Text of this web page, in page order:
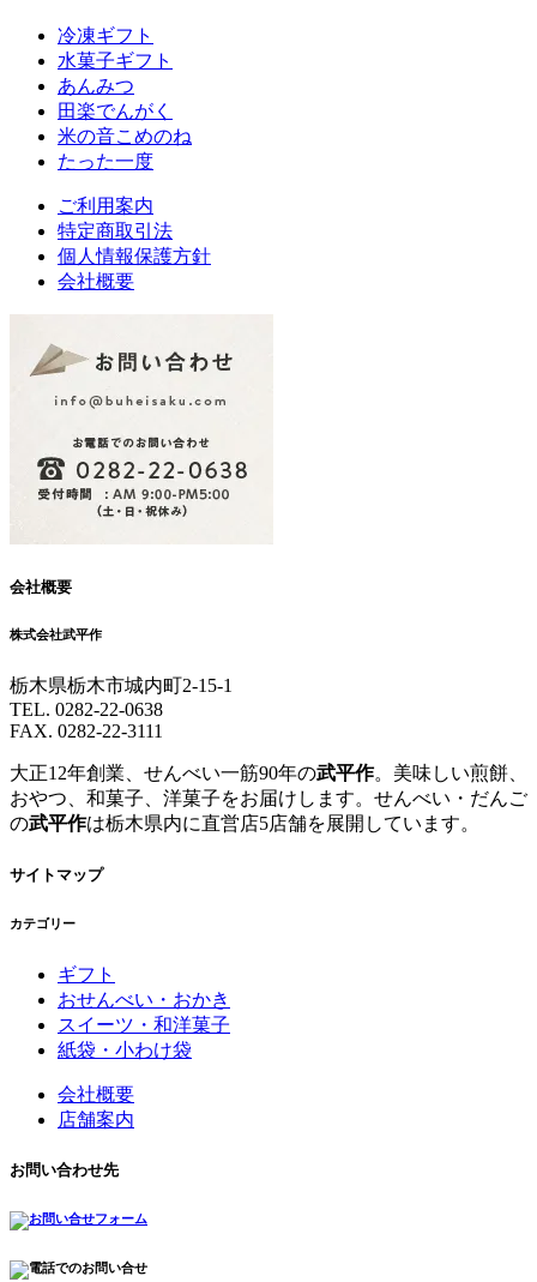
冷凍ギフト
水菓子ギフト
あんみつ
田楽でんがく
米の音こめのね
たった一度
ご利用案内
特定商取引法
個人情報保護方針
会社概要
会社概要
株式会社武平作
栃木県栃木市城内町2-15-1
TEL. 0282-22-0638
FAX. 0282-22-3111
大正12年創業、せんべい一筋90年の武平作。美味しい煎餅、
おやつ、和菓子、洋菓子をお届けします。せんべい・だんご
の武平作は栃木県内に直営店5店舗を展開しています。
サイトマップ
カテゴリー
ギフト
おせんべい・おかき
スイーツ・和洋菓子
紙袋・小わけ袋
会社概要
店舗案内
お問い合わせ先